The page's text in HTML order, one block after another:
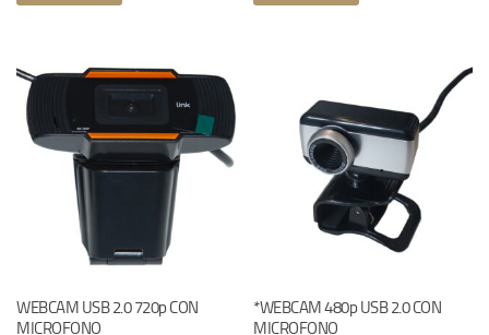
WEBCAM USB 2.0 720p CON
MICROFONO
*WEBCAM 480p USB 2.0 CON
MICROFONO